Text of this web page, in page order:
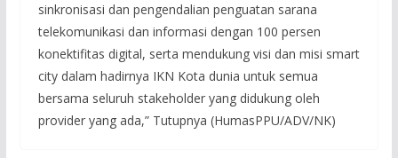
sinkronisasi dan pengendalian penguatan sarana
telekomunikasi dan informasi dengan 100 persen
konektifitas digital, serta mendukung visi dan misi smart
city dalam hadirnya IKN Kota dunia untuk semua
bersama seluruh stakeholder yang didukung oleh
provider yang ada,” Tutupnya (HumasPPU/ADV/NK)